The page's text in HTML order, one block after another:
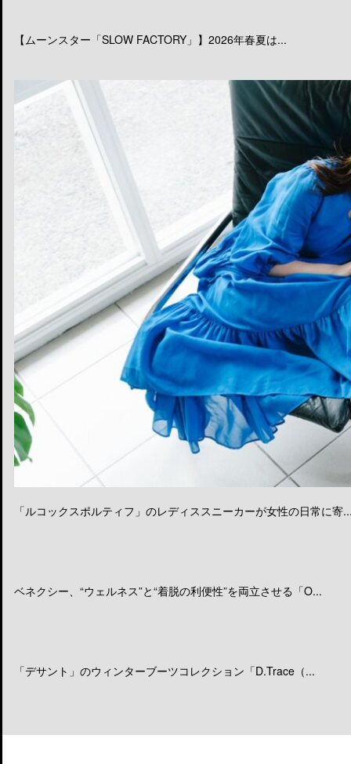
【ムーンスター「SLOW FACTORY」】2026年春夏は...
「ルコックスポルティフ」のレディススニーカーが女性の日常に寄
ベネクシー、“ウェルネス”と“着脱の利便性”を両立させる「O...
「デサント」のウィンターブーツコレクション「D.Trace（...